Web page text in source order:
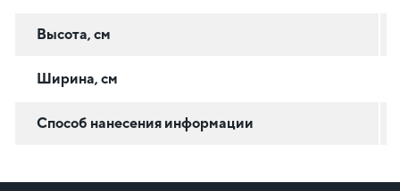
Высота, см
Ширина, см
Способ нанесения информации